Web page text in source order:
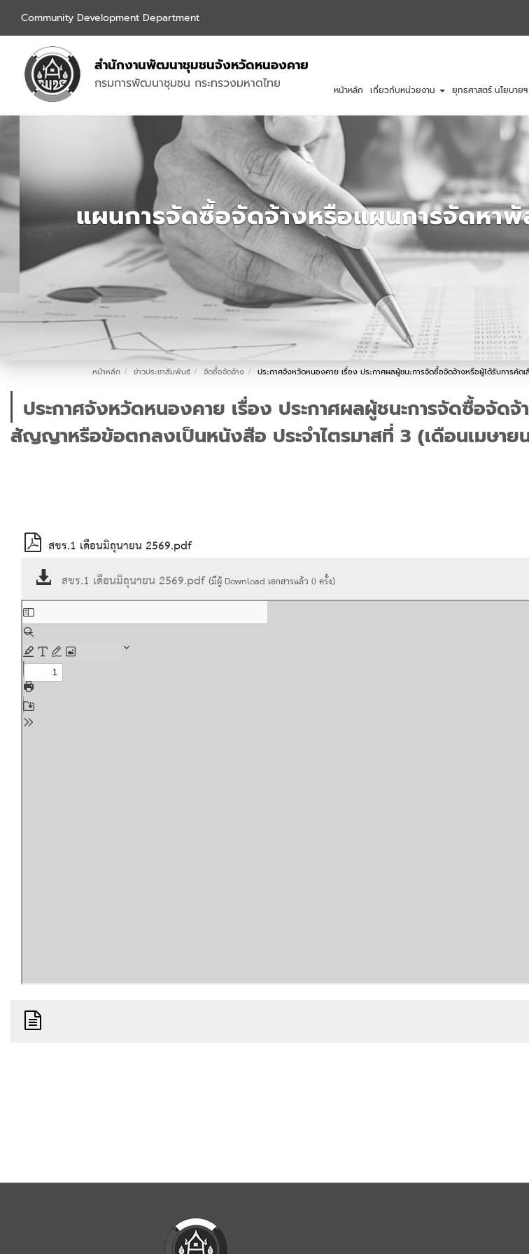
Community Development Department
สำนักงานพัฒนาชุมชนจังหวัดหนองคาย
กรมการพัฒนาชุมชน กระทรวงมหาดไทย หน้าหลัก เกี่ยวกับหน่วยงาน ยุทธศาสตร์ นโยบายฯ
แผนการจัดซื้อจัดจ้างหรือแผนการจัดหา
หน้าหลัก ข่าวประชาสัมพันธ์ จัดซื้อจัดจ้าง ประกาศจังหวัดหนองคาย เรื่อง ประกาศผลผู้ชนะการจัดซื้อจัดจ้างหรือผู้ได้รับการ
ประกาศจังหวัดหนองคาย เรื่อง ประกาศผลผู้ชนะการจัดซื้อจัด
สัญญาหรือข้อตกลงเป็นหนังสือ ประจำไตรมาสที่ 3 (เดือนเมษา
สขร.1 เดือนมิถุนายน 2569.pdf
สขร.1 เดือนมิถุนายน 2569.pdf(มีผู้ Download เอกสารแล้ว 0ครั้ง)